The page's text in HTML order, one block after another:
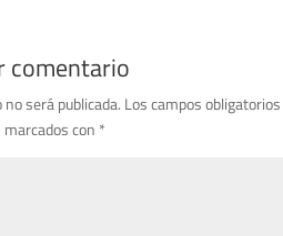
comentario
será publicada. Los campos obligatorios
con *